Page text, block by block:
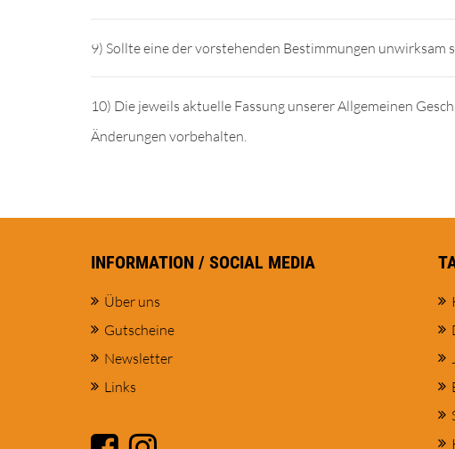
9) Sollte eine der vorstehenden Bestimmungen
10) Die jeweils aktuelle Fassung unserer Allgemeinen
Änderungen vorbehalten.
INFORMATION / SOCIAL MEDIA
Über uns
Gutscheine
Newsletter
Links